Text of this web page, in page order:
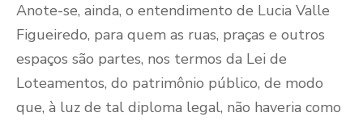
Anote-se, ainda, o entendimento de Lucia Valle
Figueiredo, para quem as ruas, praças e outros
espaços são partes, nos termos da Lei de
Loteamentos, do patrimônio público, de modo
que, à luz de tal diploma legal, não haveria como